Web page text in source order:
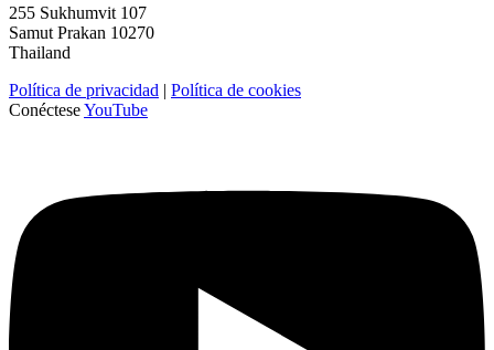
255 Sukhumvit 107
Samut Prakan 10270
Thailand
Política de privacidad | Política de cookies
ConécteseYouTube